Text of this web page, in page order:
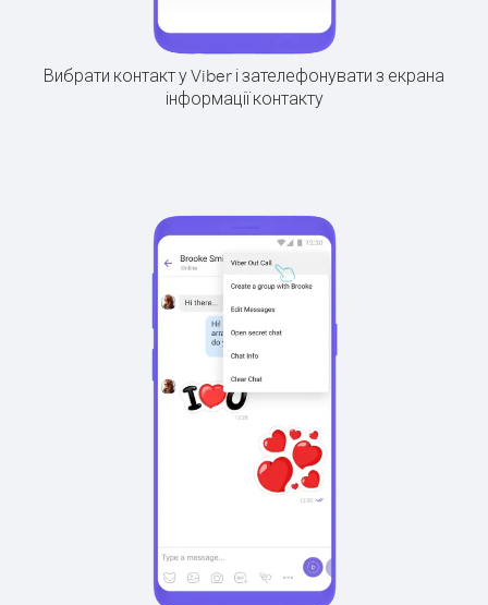
Вибрати контакт у Viber і зателефонувати з екрана
інформації контакту